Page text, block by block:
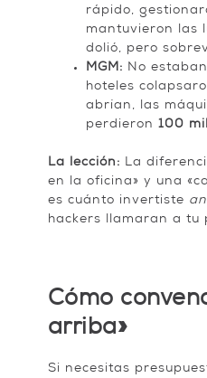
rápido,
mantuvieron las
dolió, pero
MGM: No
hoteles
abrían, las
perdieron 100
La lección: La
en la oficina» y una
es cuánto invertiste
hackers llamaran a tu
Cómo
arriba»
Si necesitas